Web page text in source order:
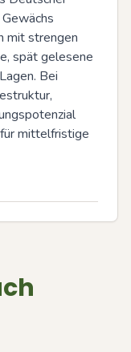
mit strengen
spät gelesene
Bei
mittelfristige